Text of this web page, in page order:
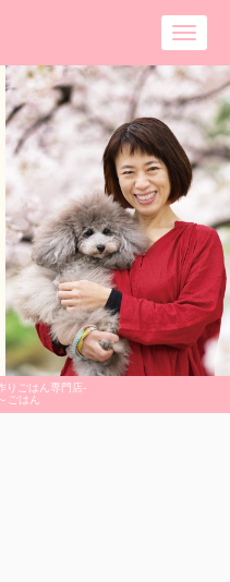
りごはん専門店-
ごはん